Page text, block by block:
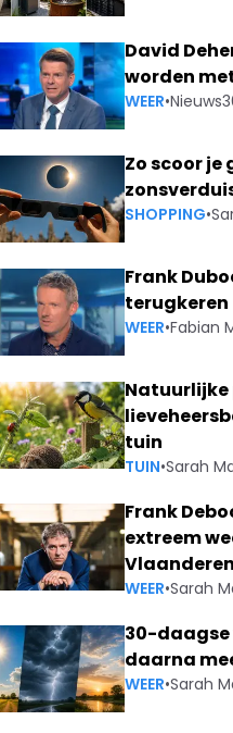
David
worden
WEER•
Zo scoor
SHOPPING•
Frank
terugkeren
WEER•Fabian
Natuurlijke
tuin
TUIN•Sarah
Frank
extreem
Vlaanderen
WEER•Sarah
30-
daarna
WEER•Sarah